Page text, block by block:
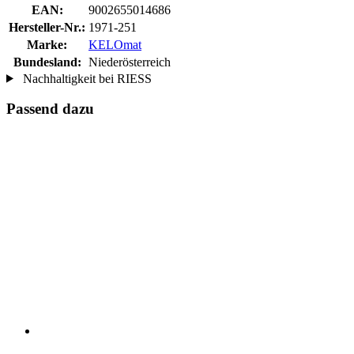
EAN:
9002655014686
Hersteller-Nr.: 1971-251
Marke:
KELOmat
Bundesland: Niederösterreich
Nachhaltigkeit bei RIESS
Passend dazu